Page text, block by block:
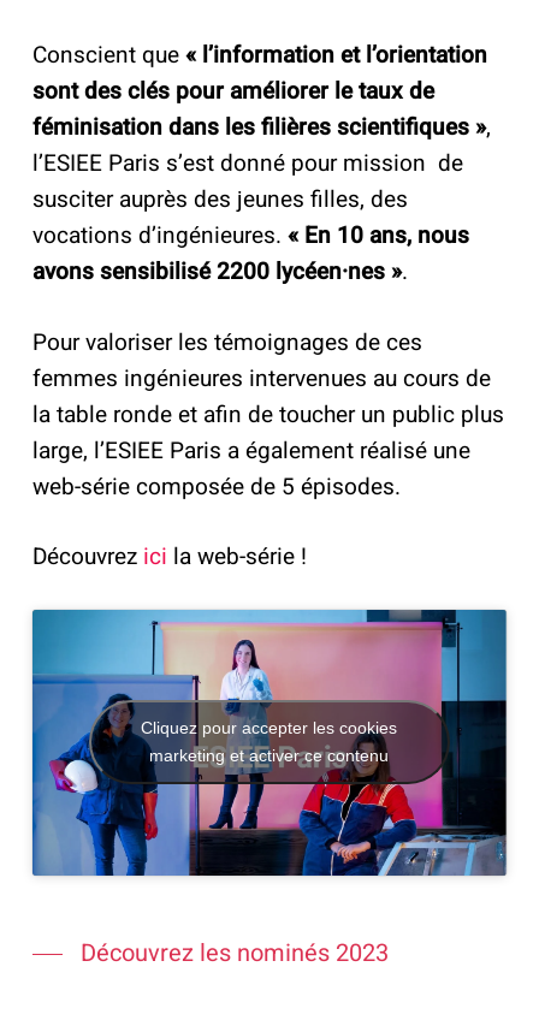
Conscient que« l’information et l’orientation
sont des clés pour améliorer le taux de
féminisation dans lesfilières scientifiques »,
l’ESIEE Paris s’est donné pour mission de
susciter auprès des jeunes filles, des
vocations d’ingénieures. « En 10 ans, nous
avons sensibilisé 2200 lycéen·nes ».
Pour valoriser les témoignages de ces
femmes ingénieures intervenues au cours de
la table ronde et afin de toucher un public plus
large, l’ESIEE Paris a également réalisé une
web-série composée de 5 épisodes.
Découvrez ici la web-série !
Cliquez pour accepter les cookies
marketing et activer ce contenu
Découvrez les nominés 2023